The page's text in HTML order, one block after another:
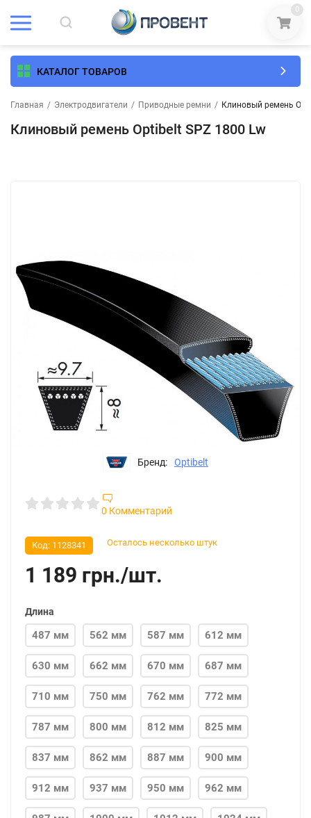
0
КАТАЛОГ ТОВАРОВ
Главная / Электродвигатели / Приводные ремни / Клиновый ремень
Клиновый ремень Optibelt SPZ 1800 Lw
Бренд: Optibelt
0 Комментарий
Осталось несколько штук
Код: 1128341
1 189 грн./шт.
Длина
487 мм 562 мм 587 мм 612 мм
630 мм 662 мм 670 мм 687 мм
710 мм 750 мм 762 мм 772 мм
787 мм 800 мм 812 мм 825 мм
837 мм 862 мм 887 мм 900 мм
912 мм 937 мм 950 мм 962 мм